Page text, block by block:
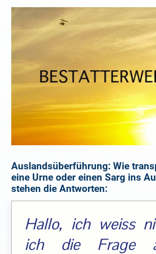
Auslandsüberführung: Wie
eine Urne oder einen Sarg ins
stehen die Antworten:
Hallo, ich weiss
ich die Frage